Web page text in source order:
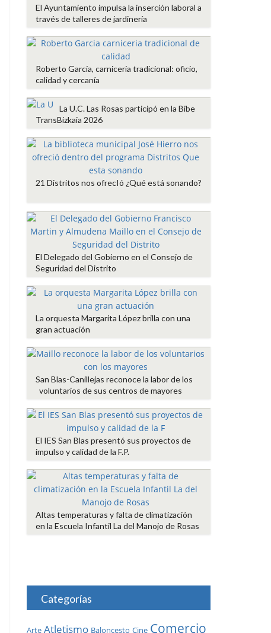
El Ayuntamiento impulsa la inserción laboral a
través de talleres de jardinería
Roberto García, carnicería tradicional: oficio,
calidad y cercanía
La U.C. Las Rosas participó en la Bibe
TransBizkaia 2026
21 Distritos nos ofrecIó ¿Qué está sonando?
El Delegado del Gobierno en el Consejo de
Seguridad del Distrito
La orquesta Margarita López brilla con una
gran actuación
San Blas-Canillejas reconoce la labor de los
voluntarios de sus centros de mayores
El IES San Blas presentó sus proyectos de
impulso y calidad de la F.P.
Altas temperaturas y falta de climatización
en la Escuela Infantil La del Manojo de Rosas
Categorías
Arte Atletismo Baloncesto Cine Comercio